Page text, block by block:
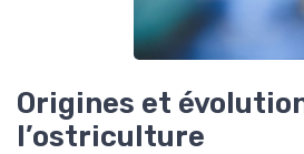
Origines et
l’ostriculture